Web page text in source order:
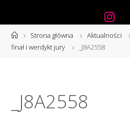
Strona
główna
Strona główna Aktualności
finał i werdykt jury
_J8A2558
_J8A2558